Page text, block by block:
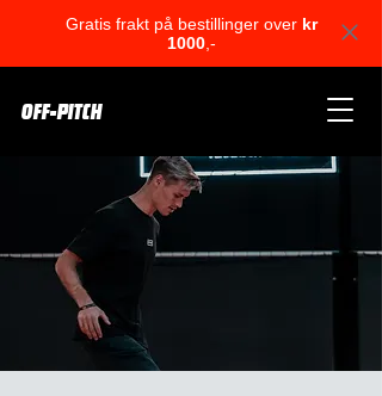
Gratis frakt på bestillinger over kr
1000,-
OFF-PITCH